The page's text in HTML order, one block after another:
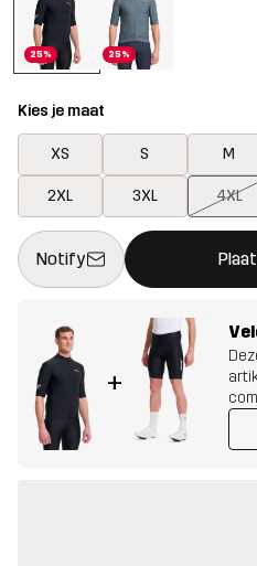
25% 25%
Kies je maat
XS S M
2XL 3XL 4XL
Notify
Deze knop opent een modal
{{size}} niet beschikbaar
+